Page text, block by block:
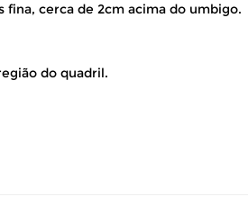
cerca de 2cm acima do umbigo.
do quadril.